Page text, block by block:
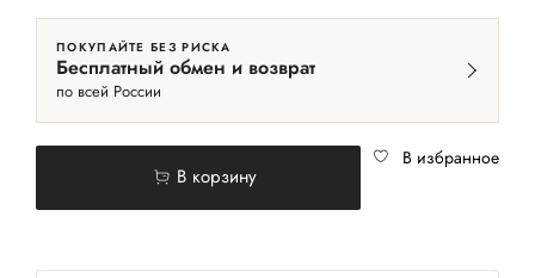
ПОКУПАЙТЕ БЕЗ РИСКА
Бесплатный обмен и возврат
по всей России
В корзину
В избранное